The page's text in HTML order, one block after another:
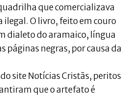
que comercializava
O livro, feito em couro
dialeto do aramaico, língua
páginas negras, por causa da
site Notícias Cristãs, peritos
que o artefato é